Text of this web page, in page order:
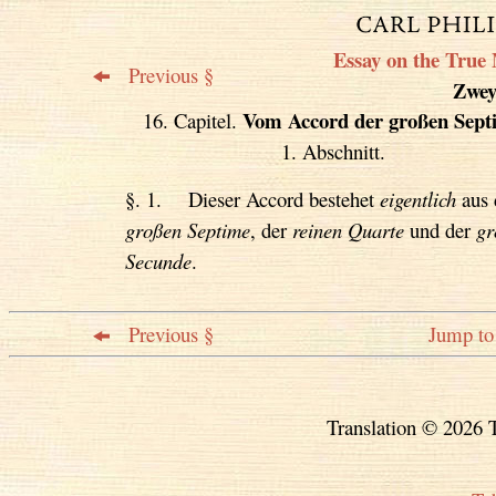
Previous §
Essay on the
16. Capitel. Vom Accord der großen
1. Abschnitt.
§. 1. Dieser Accord besteheteigentlichaus
großen Septime, der reinen Quarteund der
Secunde.
Previous § Jump
Translation © 2026